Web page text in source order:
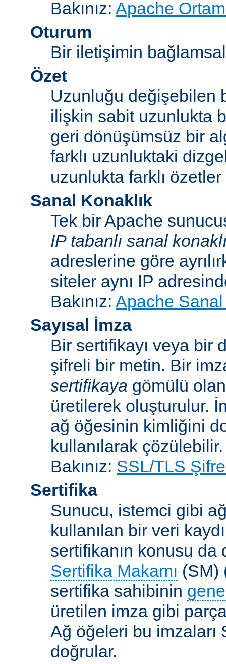
Bakınız: Apache
Oturum
Bir iletişimin
Özet
Uzunluğu değişebilen
ilişkin sabit uzunlukta
geri dönüşümsüz bir
farklı uzunluktaki
uzunlukta farklı
Sanal Konaklık
Tek bir Apache
IP tabanlı sanal
adreslerine göre
siteler aynı IP
Bakınız: Apache
Sayısal İmza
Bir sertifikayı veya bir
şifreli bir metin. Bir
sertifikaya gömülü
üretilerek oluşturulur.
ağ öğesinin kimliğini
kullanılarak çözülebilir.
Bakınız: SSL/TLS
Sertifika
Sunucu, istemci gibi
kullanılan bir veri
sertifikanın konusu da
Sertifika Makamı (SM)
sertifika sahibinin
üretilen imza gibi
Ağ öğeleri bu imzaları
doğrular.